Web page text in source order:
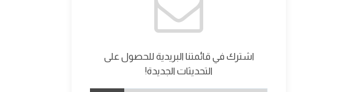
اشترك في قائمتنا البريدية للحصول على
التحديثات الجديدة!